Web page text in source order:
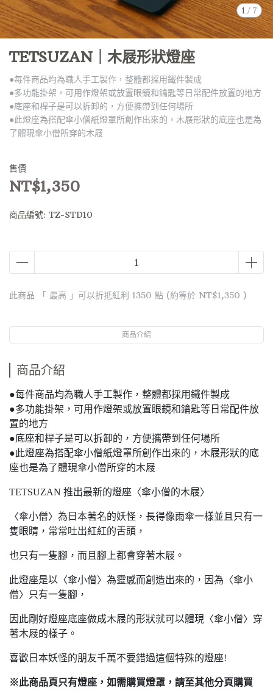
1 / 7
TETSUZAN｜木屐形狀燈座
●每件商品均為職人手工製作，整體都採用鐵件製成
●多功能掛架，可用作燈架或放置眼鏡和鑰匙等日常配件放置的地方
●底座和桿子是可以拆卸的，方便攜帶到任何場所
●此燈座為搭配傘小僧紙燈罩所創作出來的，木屐形狀的底座也是為
了體現傘小僧所穿的木屐
售價
NT$1,350
商品編號: TZ-STD10
此商品 「 最高 」可以折抵紅利 1350 點 (約等於 NT$1,350 )
商品介紹
商品介紹
●每件商品均為職人手工製作，整體都採用鐵件製成
●多功能掛架，可用作燈架或放置眼鏡和鑰匙等日常配件放
置的地方
●底座和桿子是可以拆卸的，方便攜帶到任何場所
●此燈座為搭配傘小僧紙燈罩所創作出來的，木屐形狀的底
座也是為了體現傘小僧所穿的木屐
TETSUZAN 推出最新的燈座〈傘小僧的木屐〉
〈傘小僧〉為日本著名的妖怪，長得像雨傘一樣並且只有一
隻眼睛，常常吐出紅紅的舌頭，
也只有一隻腳，而且腳上都會穿著木屐。
此燈座是以〈傘小僧〉為靈感而創造出來的，因為〈傘小
僧〉只有一隻腳，
因此剛好燈座底座做成木屐的形狀就可以體現〈傘小僧〉穿
著木屐的樣子。
喜歡日本妖怪的朋友千萬不要錯過這個特殊的燈座!
※此商品頁只有燈座，如需購買燈罩，請至其他分頁購買